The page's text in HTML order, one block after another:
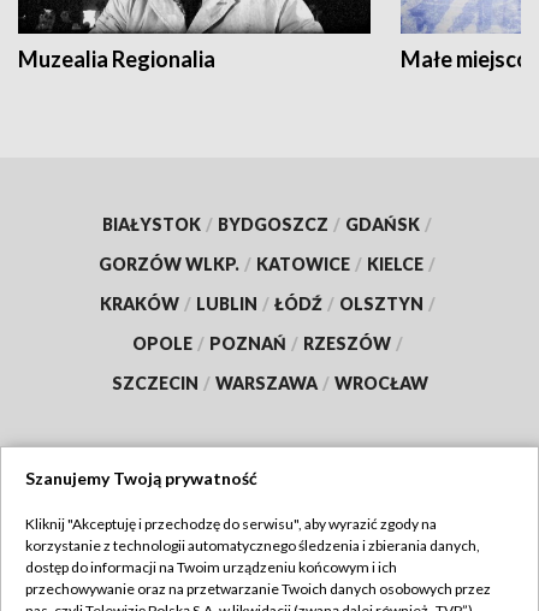
Muzealia Regionalia Małe
BIAŁYSTOK / BYDGOSZCZ / GDAŃSK /
GORZÓW WLKP. / KATOWICE / KIELCE /
KRAKÓW / LUBLIN / ŁÓDŹ / OLSZTYN /
OPOLE / POZNAŃ / RZESZÓW /
SZCZECIN / WARSZAWA / WROCŁAW
TVP
Abonament TVP
Regulamin TVP
Szanujemy Twoją prywatność
Kliknij "Akceptuję i przechodzę do serwisu", aby wyrazić zgody na
korzystanie z technologii automatycznego śledzenia i zbierania danych,
dostęp do informacji na Twoim urządzeniu końcowym i ich
przechowywanie oraz na przetwarzanie Twoich danych osobowych przez